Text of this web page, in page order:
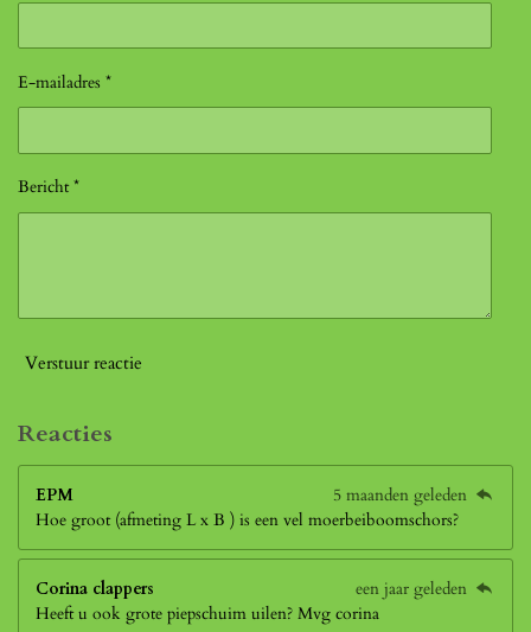
E-mailadres *
Bericht *
Verstuur reactie
Reacties
EPM
5 maanden geleden
Hoe groot (afmeting L x B ) is een vel moerbeiboomschors?
Corina clappers
een jaar geleden
Heeft u ook grote piepschuim uilen? Mvg corina